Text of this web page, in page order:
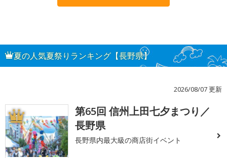
夏の人気夏祭りランキング【長野県】
2026/08/07 更新
1
第65回 信州上田七夕まつり／
長野県
長野県内最大級の商店街イベント